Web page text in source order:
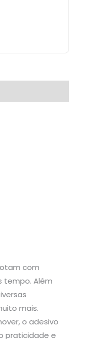
com
tempo. Além
mais.
o adesivo
praticidade e